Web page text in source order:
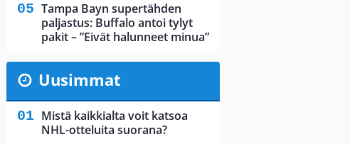
Tampa Bayn supertähden
paljastus: Buffalo antoi tylyt
pakit – ”Eivät halunneet minua”
Uusimmat
Mistä kaikkialta voit katsoa
NHL-otteluita suorana?